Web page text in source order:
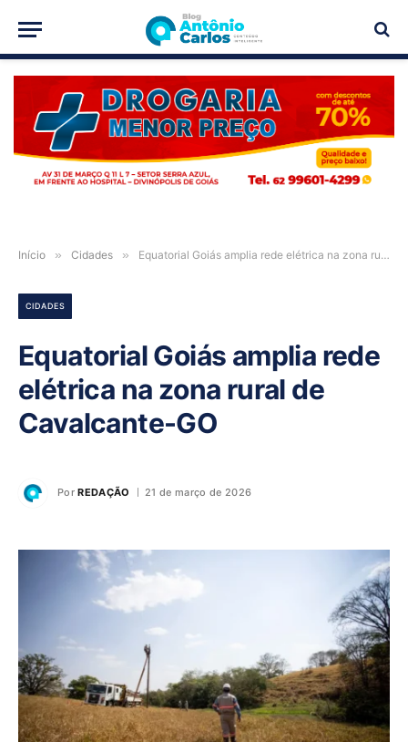
PUBLICIDADE
Início » Cidades » Equatorial Goiás amplia rede elétrica na zona rural de Cavalcante-GO
CIDADES
Equatorial Goiás amplia rede
elétrica na zona rural de
Cavalcante-GO
Por REDAÇÃO 21 de março de 2026